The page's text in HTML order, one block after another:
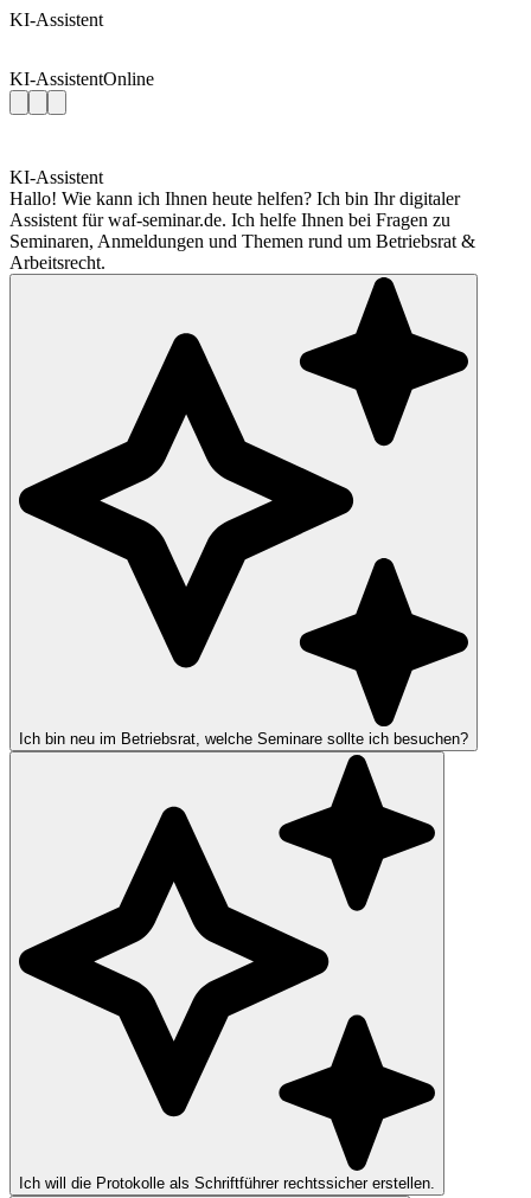
KI-Assistent
KI-AssistentOnline
KI-Assistent
Hallo! Wie kann ich Ihnen heute helfen? Ich bin Ihr digitaler
Assistent für waf-seminar.de. Ich helfe Ihnen bei Fragen zu
Seminaren, Anmeldungen und Themen rund um Betriebsrat &
Arbeitsrecht.
Ich bin neu im Betriebsrat, welche Seminare sollte ich besuchen?
Ich will die Protokolle als Schriftführer rechtssicher erstellen.